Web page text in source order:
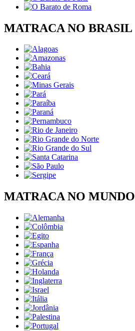
MATRACA NO BRASIL
MATRACA NO MUNDO